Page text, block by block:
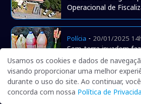
Operacional de
Polícia - 20/01/2025
Sem-terra invadem
são expulsos
Polícia-19/01/2025
Usamos os cookies e dados de
visando proporcionar uma melhor
durante o uso do site. Ao continuar, você
concorda com nossa Política de